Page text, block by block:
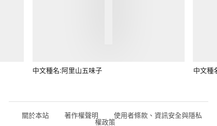
中文種名:阿里山五味子 中文種
關於本站 著作權聲明 使用者條款、資訊安全與隱私
權政策